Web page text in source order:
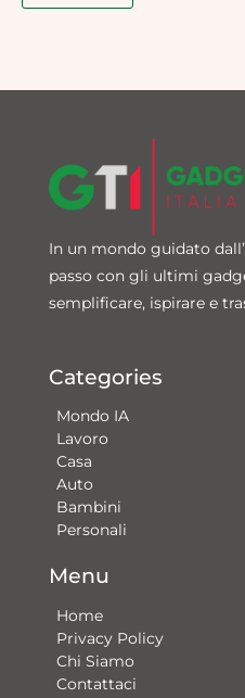
In un mondo guidato
passo con gli ultimi
semplificare, ispirare e
Categories
Mondo IA
Lavoro
Casa
Auto
Bambini
Personali
Menu
Home
Privacy Policy
Chi Siamo
Contattaci​